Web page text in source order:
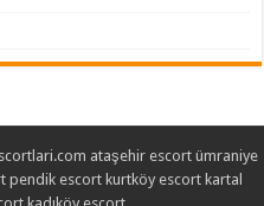
ataşehir escort ümraniye
pendik escort kurtköy escort kartal